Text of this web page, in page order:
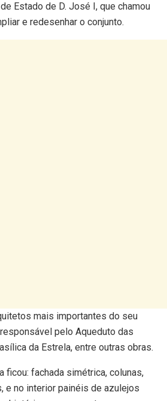
Estado de D. José I, que chamou
e redesenhar o conjunto.
mais importantes do seu
pelo Aqueduto das
da Estrela, entre outras obras.
ficou: fachada simétrica, colunas,
e no interior painéis de azulejos